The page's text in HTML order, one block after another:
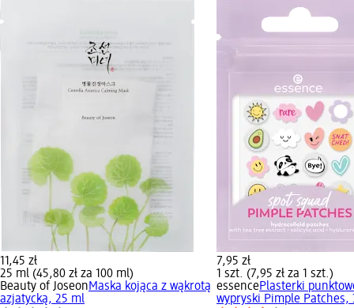
11,45 zł
25 ml (45,80 zł za 100 ml)
Beauty of JoseonMaska kojąca z wąkrotą
azjatycką, 25 ml
7,95 zł
1 szt. (7,95 zł za 1 szt.)
essencePlasterki
wypryski Pimple Patches,